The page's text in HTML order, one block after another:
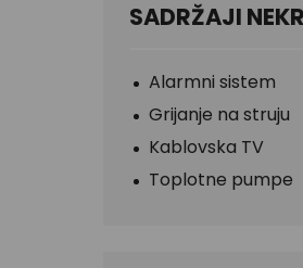
SADRŽAJI
Alarmni sistem
Grijanje na struju
Kablovska TV
Toplotne pumpe